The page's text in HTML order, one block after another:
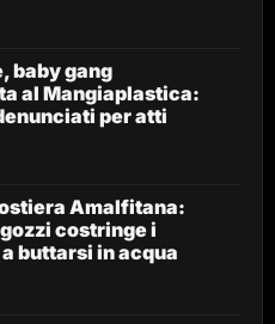
baby gang
al Mangiaplastica:
per atti
Amalfitana:
costringe i
buttarsi in acqua